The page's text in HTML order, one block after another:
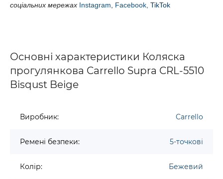
соціальних мережах Instagram Facebook, TikTok
Основні характеристики Коляска
прогулянкова Carrello Supra CRL-5510
Bisqust Beige
Виробник: Carrello
Ремені безпеки: 5-точкові
Колір: Бежевий